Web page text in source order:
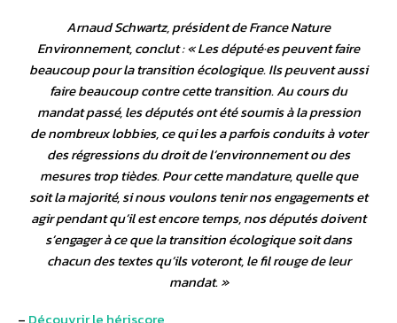
Arnaud Schwartz, président de France Nature
Environnement, conclut : «Les député·es peuvent faire
beaucoup pour la transition écologique. Ils peuvent aussi
faire beaucoup contre cette transition. Au cours du
mandat passé, les députés ont été soumis à la pression
de nombreux lobbies, ce qui les a parfois conduits à voter
des régressions du droit de l’environnement ou des
mesures trop tièdes. Pour cette mandature, quelle que
soit la majorité, si nous voulons tenir nos engagements et
agir pendant qu’il est encore temps, nos députés doivent
s’engager à ce que la transition écologique soit dans
chacun des textes qu’ils voteront, le fil rouge de leur
mandat. »